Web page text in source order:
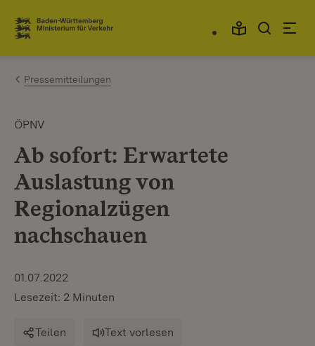
Zum Inhalt springen
Link zur Startseite
Pressemitteilungen
ÖPNV
Ab sofort: Erwartete
Auslastung von
Regionalzügen
nachschauen
01.07.2022
Lesezeit: 2 Minuten
Teilen Text vorlesen